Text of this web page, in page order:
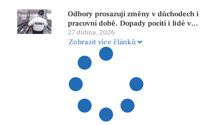
Odbory prosazují změny v důchodech i
pracovní době. Dopady pocítí i lidé v
našem regionu
27 dubna, 2026
Zobrazit více článků